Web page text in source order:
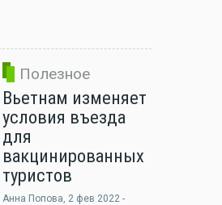
Полезное
Вьетнам изменяет
условия въезда
для
вакцинированных
туристов
Анна Попова, 2 фев 2022 -